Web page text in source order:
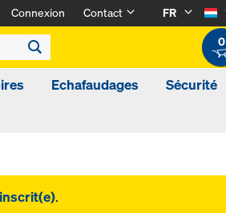
Connexion Contact
FR
0
Echafaudages
Sécurité
inscrit(e).